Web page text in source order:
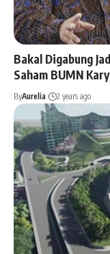
Bakal Digabung
Saham BUMN
ByAurelia 2 years ago